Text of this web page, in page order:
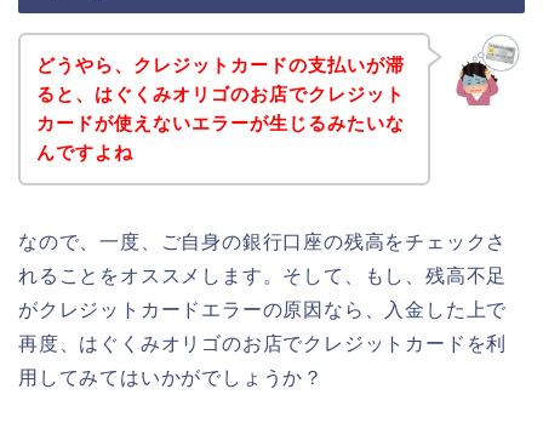
どうやら、クレジットカードの支払いが滞
ると、はぐくみオリゴのお店でクレジット
カードが使えないエラーが生じるみたいな
んですよね
なので、一度、ご自身の銀行口座の残高をチェックさ
れることをオススメします。そして、もし、残高不足
がクレジットカードエラーの原因なら、入金した上で
再度、はぐくみオリゴのお店でクレジットカードを利
用してみてはいかがでしょうか？